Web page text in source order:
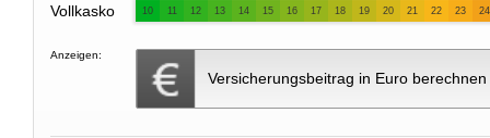
Vollkasko 10 11 12 13 14 15 16 17 18 19 20 21 22 23 24
Anzeigen:
Versicherungsbeitrag in Euro berechnen